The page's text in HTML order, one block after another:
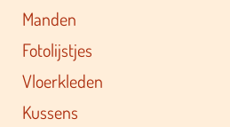
Manden
Fotolijstjes
Vloerkleden
Kussens